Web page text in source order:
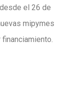
el 26 de
mipymes